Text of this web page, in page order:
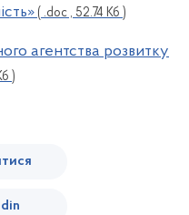
( .doc , 52.74 Кб )
агентства розвитку
)